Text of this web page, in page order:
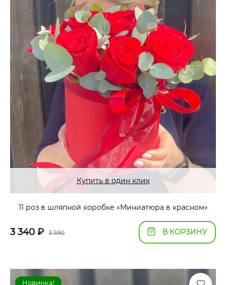
Купить в один клик
11 роз в шляпной коробке «Миниатюра в красном»
3 340 ₽ 3 590 В КОРЗИНУ
Новинка!